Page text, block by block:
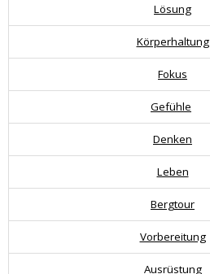
Lösung
Körperhaltung
Fokus
Gefühle
Denken
Leben
Bergtour
Vorbereitung
Ausrüstung